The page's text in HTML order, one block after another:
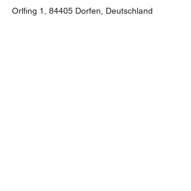
Orlfing 1, 84405 Dorfen, Deutschland